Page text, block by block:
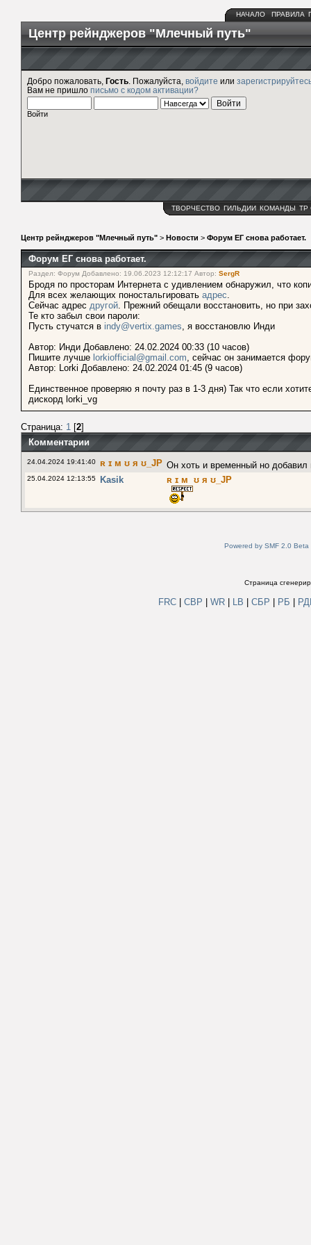
НАЧАЛО ПРАВИЛА
Центр рейнджеров "Млечный путь"
Добро пожаловать, Гость . Пожалуйста, войдите или
Вам не пришло письмо с кодом активации?
Войти
ТВОРЧЕСТВО ГИЛЬДИИ КОМАНДЫ ТР
Центр рейнджеров "Млечный путь" > Новости > Форум ЕГ снова работает.
Форум ЕГ снова работает.
Раздел: Форум Добавлено: 19.06.2023 12:12:17 Автор: SergR
Бродя по просторам Интернета с удивлением обнаружил, что
Для всех желающих поностальгировать адрес.
Сейчас адрес другой. Прежний обещали восстановить, но при
Те кто забыл свои пароли:
Пусть стучатся в indy@vertix.games, я восстановлю Инди
Автор: Инди Добавлено: 24.02.2024 00:33 (10 часов)
Пишите лучше lorkiofficial@gmail.com, сейчас он занимается
Автор: Lorki Добавлено: 24.02.2024 01:45 (9 часов)
Единственное проверяю я почту раз в 1-3 дня) Так что если
дискорд lorki_vg
Страница: 1 [2]
Комментарии
24.04.2024 19:41:40 ʀ ɪ м ʊ я ʊ_JP Он хоть и временный но добавил
25.04.2024 12:13:55 Kasik ʀ ɪ м ʊ я ʊ_JP
Powered by SMF 2.0 Beta
Страница
FRC СВР WR LB СБР РБ